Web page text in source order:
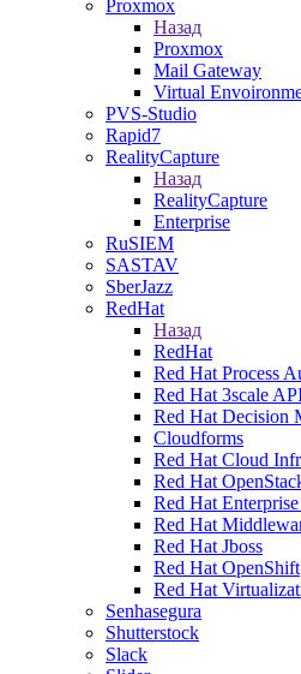
Proxmox
Назад
Proxmox
Mail Gateway
Virtual
PVS-Studio
Rapid7
RealityCapture
Назад
RealityCapture
Enterprise
RuSIEM
SASTAV
SberJazz
RedHat
Назад
RedHat
Red Hat Process
Red Hat 3scale
Red Hat Decision
Cloudforms
Red Hat Cloud
Red Hat
Red Hat
Red Hat
Red Hat Jboss
Red Hat OpenShift
Red Hat
Senhasegura
Shutterstock
Slack